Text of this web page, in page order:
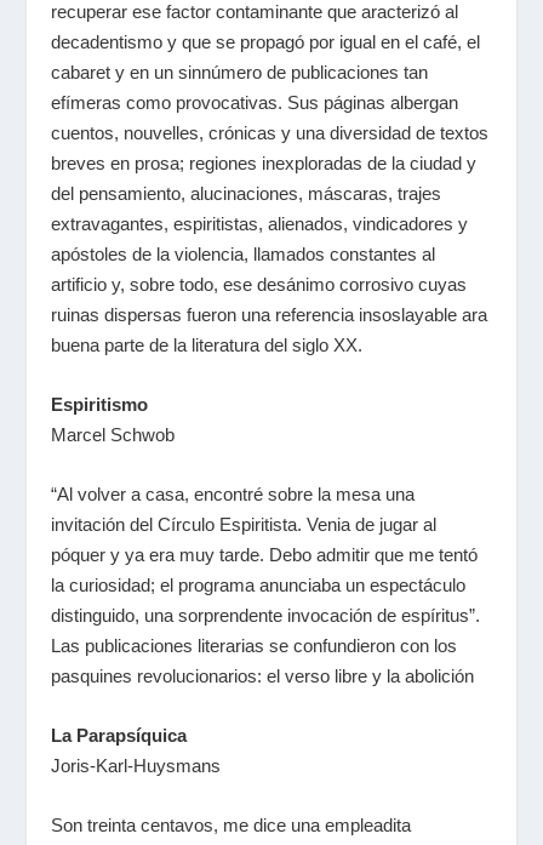
recuperar ese factor contaminante que aracterizó al
decadentismo y que se propagó por igual en el café, el
cabaret y en un sinnúmero de publicaciones tan
efímeras como provocativas. Sus páginas albergan
cuentos, nouvelles, crónicas y una diversidad de textos
breves en prosa; regiones inexploradas de la ciudad y
del pensamiento, alucinaciones, máscaras, trajes
extravagantes, espiritistas, alienados, vindicadores y
apóstoles de la violencia, llamados constantes al
artificio y, sobre todo, ese desánimo corrosivo cuyas
ruinas dispersas fueron una referencia insoslayable ara
buena parte de la literatura del siglo XX.
Espiritismo
Marcel Schwob
“Al volver a casa, encontré sobre la mesa una
invitación del Círculo Espiritista. Venia de jugar al
póquer y ya era muy tarde. Debo admitir que me tentó
la curiosidad; el programa anunciaba un espectáculo
distinguido, una sorprendente invocación de espíritus”.
Las publicaciones literarias se confundieron con los
pasquines revolucionarios: el verso libre y la abolición
La Parapsíquica
Joris-Karl-Huysmans
Son treinta centavos, me dice una empleadita